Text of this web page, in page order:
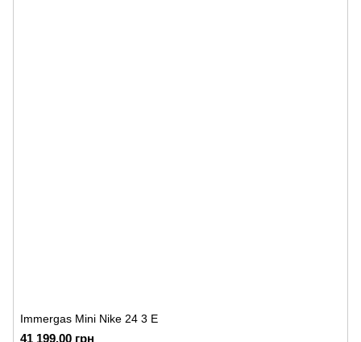
Immergas Mini Nike 24 3 E
41 199.00 грн